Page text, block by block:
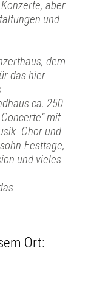
aber
und
dem
das hier
ca. 250
mit
Chor und
Festtage,
und vieles
Ort: